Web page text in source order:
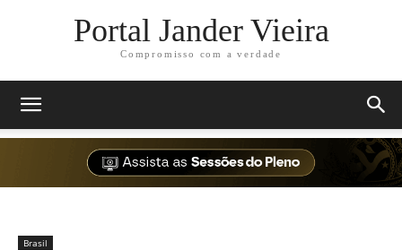
Portal Jander Vieira
Compromisso com a verdade
Brasil